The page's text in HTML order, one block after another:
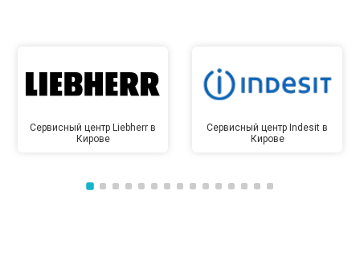
Сервисный центр Liebherr в
Кирове
Сервисный центр Indesit в
Кирове